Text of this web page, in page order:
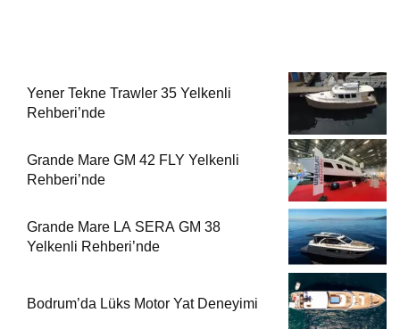
Yener Tekne Trawler 35 Yelkenli
Rehberi’nde
Grande Mare GM 42 FLY Yelkenli
Rehberi’nde
Grande Mare LA SERA GM 38
Yelkenli Rehberi’nde
Bodrum’da Lüks Motor Yat Deneyimi